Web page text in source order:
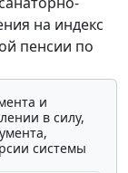
на индекс
пенсии по
и
в силу,
системы